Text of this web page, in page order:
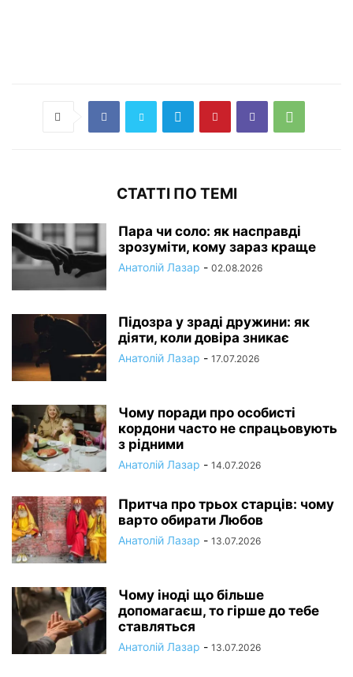
СТАТТІ ПО ТЕМІ
Пара чи соло: як насправді
зрозуміти, кому зараз краще
Анатолій Лазар - 02.08.2026
Підозра у зраді дружини: як
діяти, коли довіра зникає
Анатолій Лазар - 17.07.2026
Чому поради про особисті
кордони часто не спрацьовують
з рідними
Анатолій Лазар - 14.07.2026
Притча про трьох старців: чому
варто обирати Любов
Анатолій Лазар - 13.07.2026
Чому іноді що більше
допомагаєш, то гірше до тебе
ставляться
Анатолій Лазар - 13.07.2026